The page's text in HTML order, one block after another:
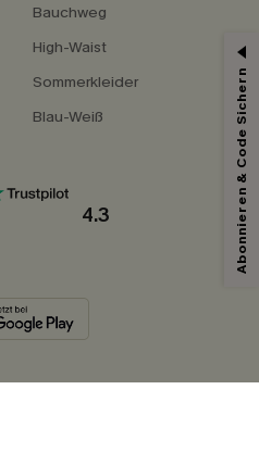
Bauchweg
High-Waist
Sommerkleider
Blau-Weiß
4.3 Abonnieren & Code Sichern